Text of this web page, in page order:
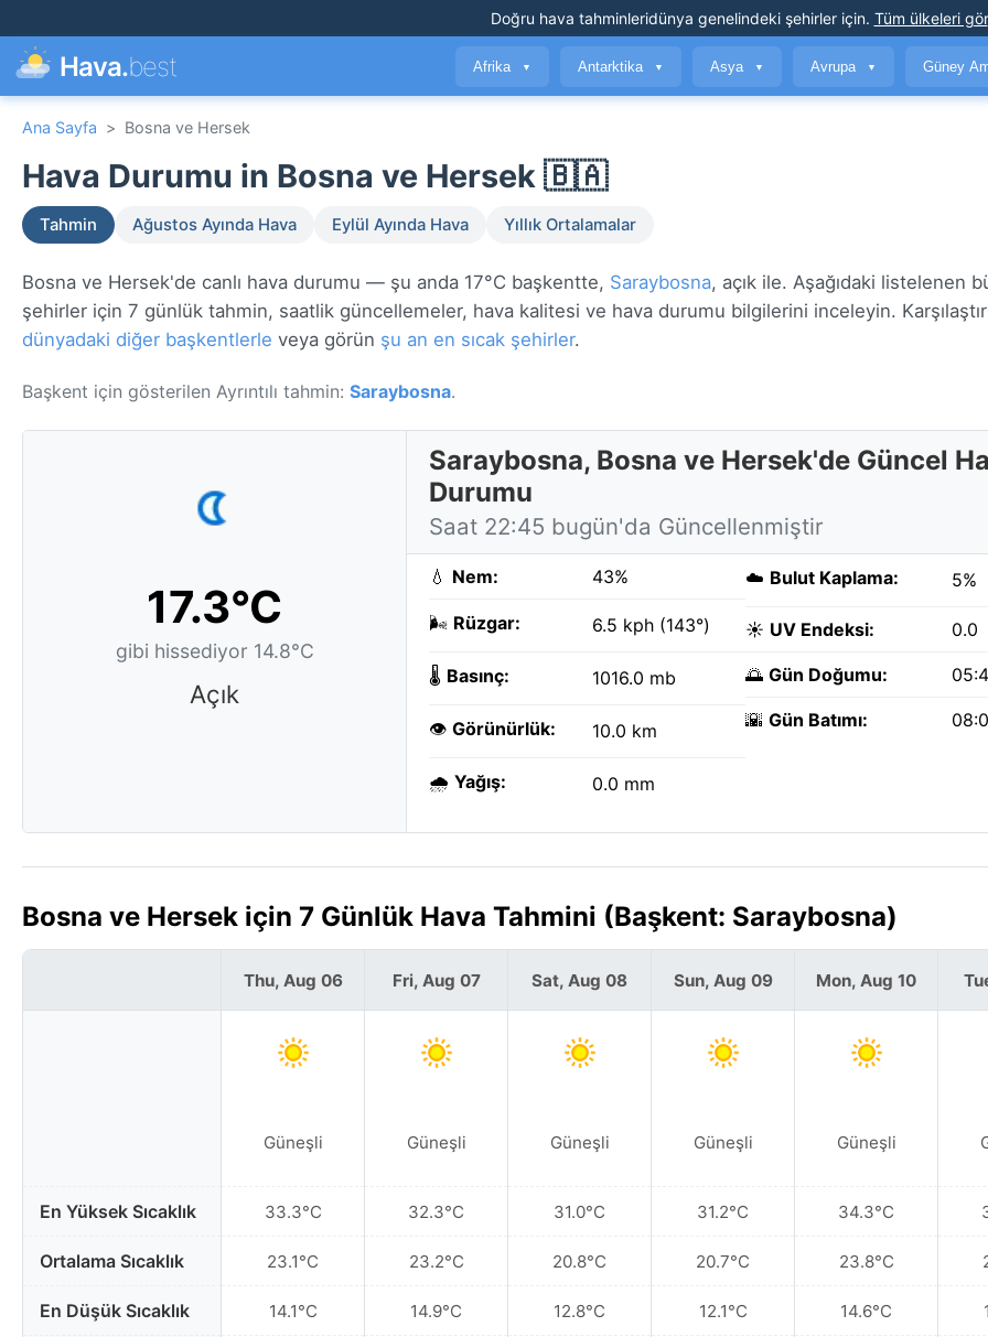
Doğru hava tahminleridünya genelindeki şehirler için. Tüm ülkeleri gör
Hava.best Afrika ▼ Antarktika ▼ Asya ▼ Avrupa ▼ Güney
Ana Sayfa > Bosna ve Hersek
Hava Durumu in Bosna ve Hersek 🇧🇦
Tahmin Ağustos Ayında Hava Eylül Ayında Hava Yıllık Ortalamalar
Bosna ve Hersek'de canlı hava durumu — şu anda 17°C başkentte, Saraybosna, açık ile. Aşağıdaki listelenen
şehirler için 7 günlük tahmin, saatlik güncellemeler, hava kalitesi ve hava durumu bilgilerini inceleyin.
dünyadaki diğer başkentlerle veya görün şu an en sıcak şehirler.
Başkent için gösterilen Ayrıntılı tahmin: Saraybosna.
17.3°C
gibi hissediyor 14.8°C
Açık
Saraybosna, Bosna ve Hersek'de Güncel
Durumu
Saat 22:45 bugün'da Güncellenmiştir
💧 Nem: 43%
🌬️ Rüzgar: 6.5 kph (143°)
🌡️ Basınç: 1016.0 mb
👁️ Görünürlük: 10.0 km
🌧️ Yağış: 0.0 mm
☁️ Bulut Kaplama: 5%
☀️ UV Endeksi: 0.0
🌅 Gün Doğumu:
🌇 Gün Batımı:
Bosna ve Hersek için 7 Günlük Hava Tahmini (Başkent: Saraybosna)
En Yüksek Sıcaklık
Ortalama Sıcaklık
En Düşük Sıcaklık
Thu, Aug 06
Güneşli
33.3°C
23.1°C
14.1°C
Fri, Aug 07
Güneşli
32.3°C
23.2°C
14.9°C
Sat, Aug 08
Güneşli
31.0°C
20.8°C
12.8°C
Sun, Aug 09
Güneşli
31.2°C
20.7°C
12.1°C
Mon, Aug 10
Güneşli
34.3°C
23.8°C
14.6°C